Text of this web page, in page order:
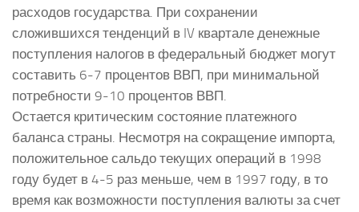
расходов государства. При сохранении
сложившихся тенденций в IV квартале денежные
поступления налогов в федеральный бюджет могут
составить 6-7 процентов ВВП, при минимальной
потребности 9-10 процентов ВВП.
Остается критическим состояние платежного
баланса страны. Несмотря на сокращение импорта,
положительное сальдо текущих операций в 1998
году будет в 4-5 раз меньше, чем в 1997 году, в то
время как возможности поступления валюты за счет